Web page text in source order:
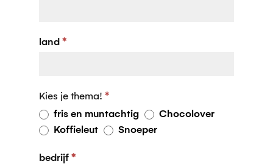
land*
Kies je thema!*
fris en muntachtig
Chocolover
Koffieleut
Snoeper
bedrijf*